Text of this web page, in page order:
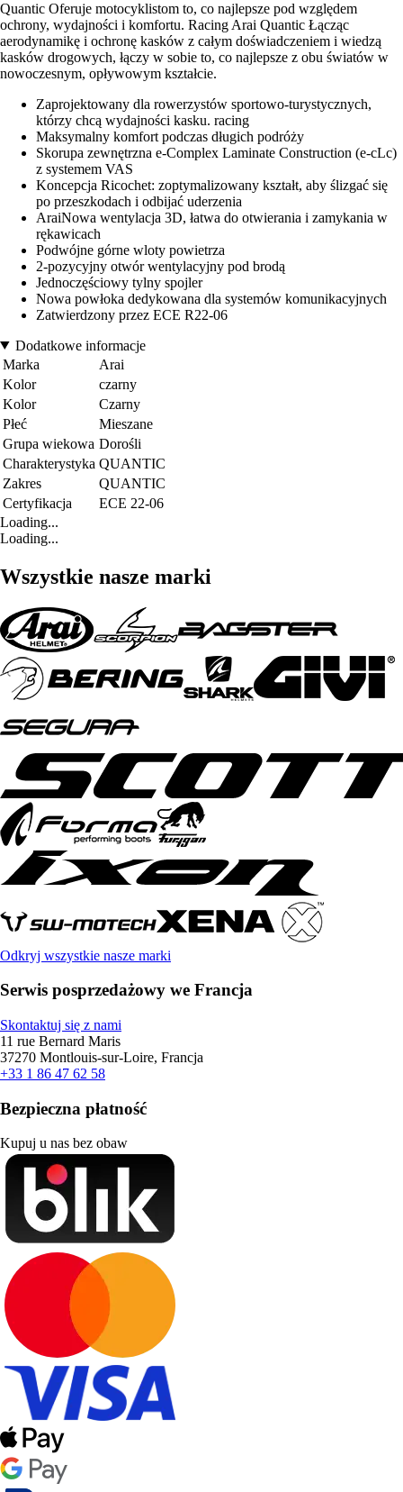
Quantic Oferuje motocyklistom to, co najlepsze pod względem
ochrony, wydajności i komfortu. Racing Arai Quantic Łącząc
aerodynamikę i ochronę kasków z całym doświadczeniem i wiedzą
kasków drogowych, łączy w sobie to, co najlepsze z obu światów w
nowoczesnym, opływowym kształcie.
Zaprojektowany dla rowerzystów sportowo-turystycznych,
którzy chcą wydajności kasku. racing
Maksymalny komfort podczas długich podróży
Skorupa zewnętrzna e-Complex Laminate Construction (e-cLc)
z systemem VAS
Koncepcja Ricochet: zoptymalizowany kształt, aby ślizgać się
po przeszkodach i odbijać uderzenia
AraiNowa wentylacja 3D, łatwa do otwierania i zamykania w
rękawicach
Podwójne górne wloty powietrza
2-pozycyjny otwór wentylacyjny pod brodą
Jednoczęściowy tylny spojler
Nowa powłoka dedykowana dla systemów komunikacyjnych
Zatwierdzony przez ECE R22-06
Dodatkowe informacje
Marka
Arai
Kolor
czarny
Kolor
Czarny
Płeć
Mieszane
Grupa wiekowa Dorośli
Charakterystyka QUANTIC
Zakres
QUANTIC
Certyfikacja
ECE 22-06
Loading...
Loading...
Wszystkie nasze marki
Odkryj wszystkie nasze marki
Serwis posprzedażowy we Francja
Skontaktuj się z nami
11 rue Bernard Maris
37270 Montlouis-sur-Loire, Francja
+33 1 86 47 62 58
Bezpieczna płatność
Kupuj u nas bez obaw